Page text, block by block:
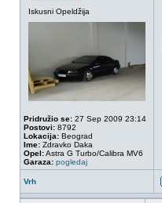
Iskusni Opeldžija
Pridružio se: 27 Sep 2009 23:14
Postovi: 8792
Lokacija: Beograd
Ime: Zdravko Daka
Opel:Astra G Turbo/Calibra MV6
Garaza: pogledaj
Vrh